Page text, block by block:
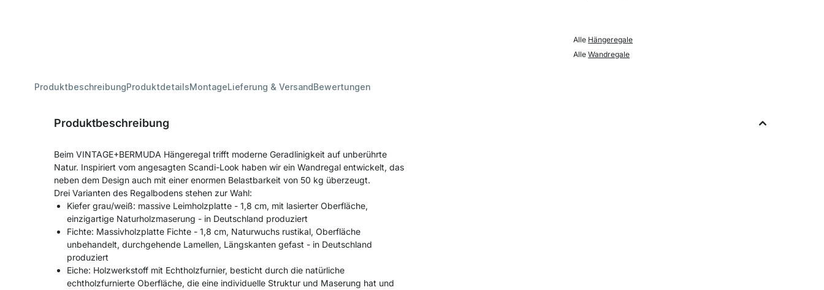
Alle Hängeregale
AlleWandregale
ProduktbeschreibungProduktdetailsMontageLieferung & VersandBewertungen
Produktbeschreibung
Beim VINTAGE+BERMUDA Hängeregal trifft moderne Geradlinigkeit auf unberührte
Natur. Inspiriert vom angesagten Scandi-Look haben wir ein Wandregal entwickelt, das
neben dem Design auch mit einer enormen Belastbarkeit von 50 kg überzeugt.
Drei Varianten des Regalbodens stehen zur Wahl:
Kiefer grau/weiß: massive Leimholzplatte - 1,8 cm, mit lasierter Oberfläche,
einzigartige Naturholzmaserung - in Deutschland produziert
Fichte: Massivholzplatte Fichte - 1,8 cm, Naturwuchs rustikal, Oberfläche
unbehandelt, durchgehende Lamellen, Längskanten gefast - in Deutschland
produziert
Eiche: Holzwerkstoff mit Echtholzfurnier, besticht durch die natürliche
echtholzfurnierte Oberfläche, die eine individuelle Struktur und Maserung hat und